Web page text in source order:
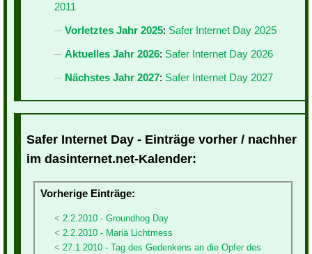
2011
Vorletztes Jahr 2025: Safer Internet Day 2025
Aktuelles Jahr 2026: Safer Internet Day 2026
Nächstes Jahr 2027: Safer Internet Day 2027
Safer Internet Day - Einträge vorher / nachher
im dasinternet.net-Kalender:
Vorherige Einträge:
2.2.2010 - Groundhog Day
2.2.2010 - Mariä Lichtmess
27.1.2010 - Tag des Gedenkens an die Opfer des